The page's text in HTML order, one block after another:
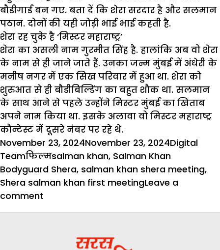
बौडीगार्ड बन गए. बता दें कि शेरा सरदार है और सलमान
पठान. दोनों की यही जोड़ी भाई भाई कहती है.
शेरा रह चुके है ‘मिस्टर महाराष्ट्र’
शेरा का असली नाम गुरमीत सिंह है. हालांकि अब वो शेरा
के नाम से ही जाने जाते हैं. उनका जन्म मुंबई में अंधेरी के
मनीष नगर में एक सिख परिवार में हुआ था. शेरा को
शुरुआत से ही बौडीबिल्डिंग का बहुत शौक था. सलमान
के साथ आने से पहले उन्होंने मिस्टर मुंबई का खिताब
अपने नाम किया था. इसके अलावा वो मिस्टर महाराष्ट्र
कौन्टेस्ट में दूसरे नंबर पर रहे थे.
Posted
on
November 23, 2024November 23, 2024Author
Digital
TeamCategories
फिल्मTags
salman khan, Salman Khan
Bodyguard Shera, salman khan shera meeting,
Shera salman khan first meetingLeave a
comment